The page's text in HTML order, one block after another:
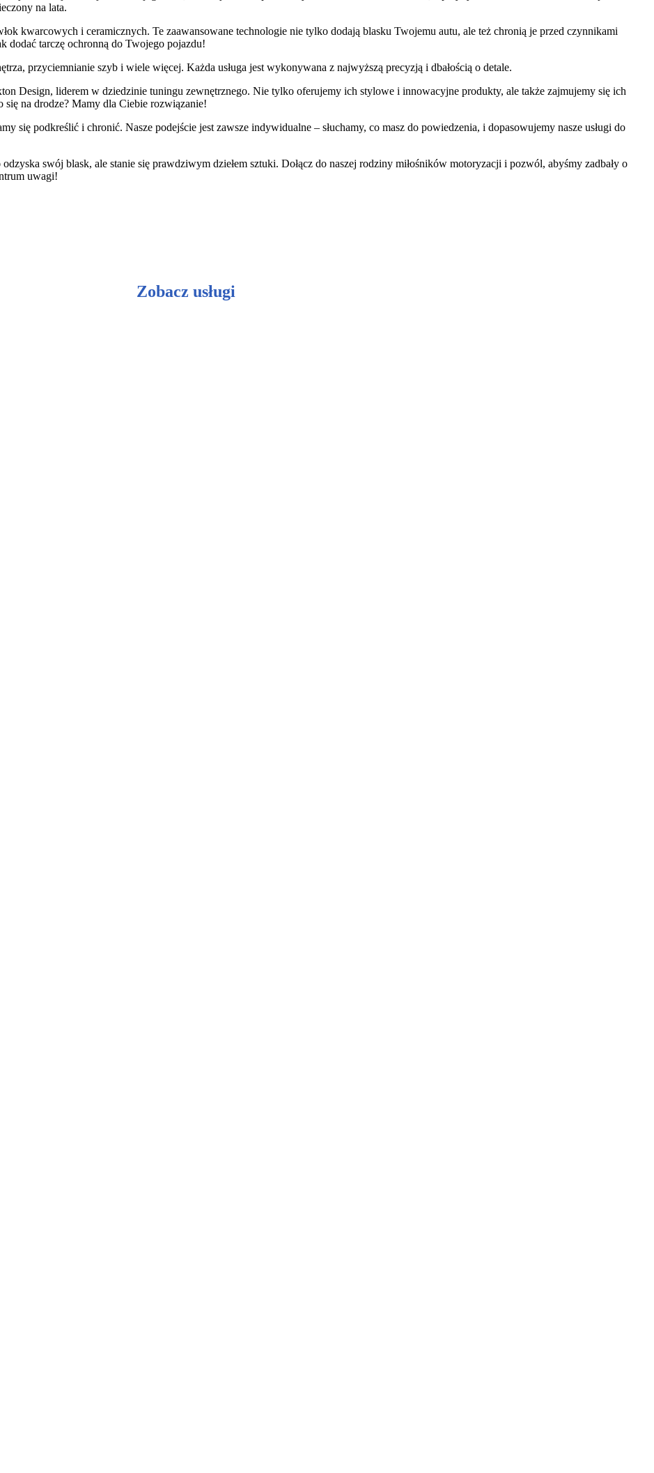
na lata.
kwarcowych i ceramicznych. Te zaawansowane technologie nie tylko dodają blasku Twojemu autu, ale też chronią je przed czynnikami
dodać tarczę ochronną do Twojego pojazdu!
przyciemnianie szyb i wiele więcej. Każda usługa jest wykonywana z najwyższą precyzją i dbałością o detale.
Design, liderem w dziedzinie tuningu zewnętrznego. Nie tylko oferujemy ich stylowe i innowacyjne produkty, ale także zajmujemy się ich
się na drodze? Mamy dla Ciebie rozwiązanie!
się podkreślić i chronić. Nasze podejście jest zawsze indywidualne – słuchamy, co masz do powiedzenia, i dopasowujemy nasze usługi do
swój blask, ale stanie się prawdziwym dziełem sztuki. Dołącz do naszej rodziny miłośników motoryzacji i pozwól, abyśmy zadbały o
uwagi!
Zobacz usługi